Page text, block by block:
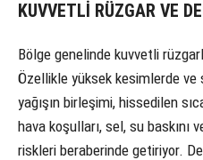
KUVVETLİ RÜZGAR VE
Bölge genelinde kuvvetli
Özellikle yüksek kesimlerde ve
yağışın birleşimi, hissedilen
hava koşulları, sel, su baskını
riskleri beraberinde getiriyor.